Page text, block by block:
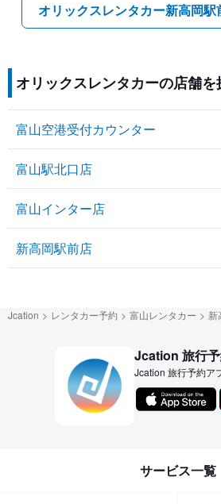
オリックスレンタカー新高岡
オリックスレンタカーの店舗を
富山空港受付カウンター
富山駅北口店
富山インター店
新高岡駅前店
Jcation レンタカー予約 富山レンタカー 新
Jcation 旅行
Jcation 旅行予約ア
サービス一覧